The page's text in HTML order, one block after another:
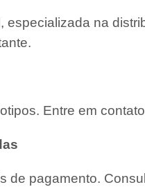
na
Entre em
de pagamento.